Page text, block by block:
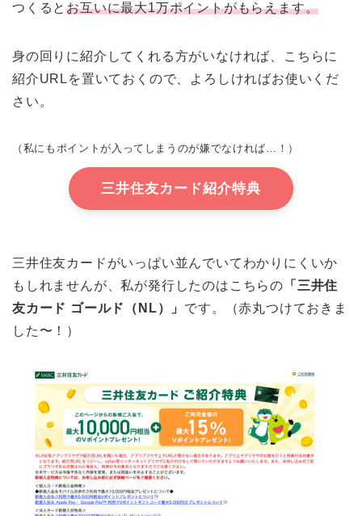
つくるとお互いに最大1万ポイントがもらえます。
身の回りに紹介してくれる方がいなければ、こちらに
紹介URLを置いておくので、よろしければお使いくだ
さい。
（私にもポイントが入ってしまうのが嫌でなければ…！）
三井住友カード紹介特典
三井住友カードがいっぱい並んでいてわかりにくいか
もしれませんが、私が発行したのはこちらの 「三井住
友カード ゴールド（NL）」 です。（赤丸つけておきま
した〜！）